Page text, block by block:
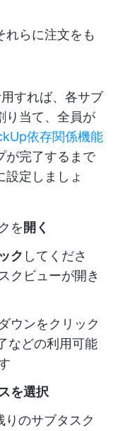
れらに注文をも
すれば、各サブ
り当て、全員が
依存関係機能
が完了するまで
定しましょ
を 開く
ク してくださ
クビューが開き
ウンをクリック
などの利用可能
を選択
のサブタスク